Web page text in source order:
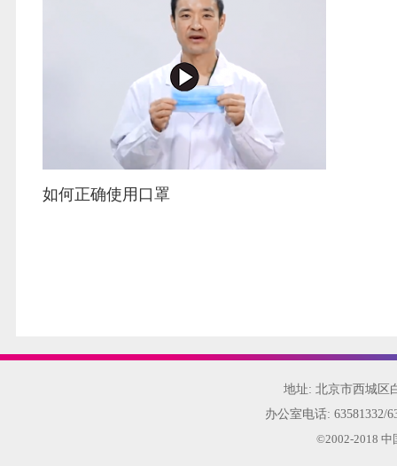
如何正确使用口罩
地址: 北京市西城区
办公室电话: 63581332/
©2002-2018